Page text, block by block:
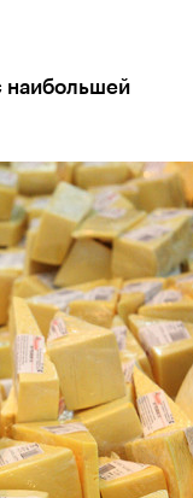
наибольшей